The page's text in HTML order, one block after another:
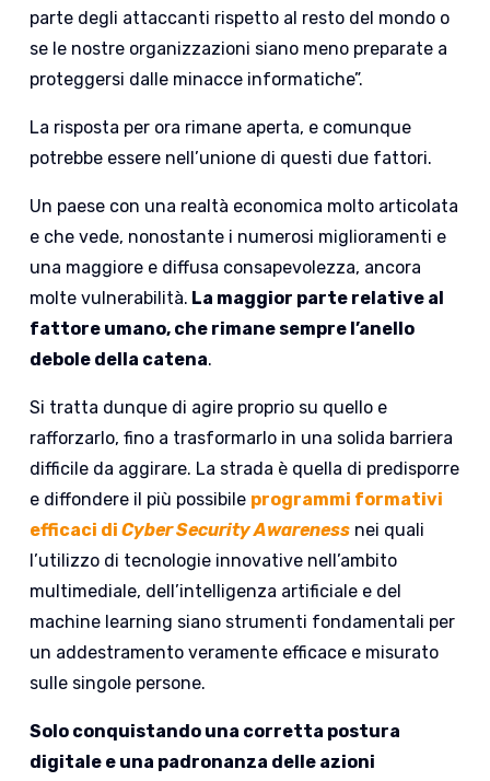
parte degli attaccanti rispetto al resto del mondo o
se le nostre organizzazioni siano meno preparate a
proteggersi dalle minacce informatiche”.
La risposta per ora rimane aperta, e comunque
potrebbe essere nell’unione di questi due fattori.
Un paese con una realtà economica molto articolata
e che vede, nonostante i numerosi miglioramenti e
una maggiore e diffusa consapevolezza, ancora
molte vulnerabilità. La maggior parte relative al
fattore umano, che rimane sempre l’anello
debole della catena.
Si tratta dunque di agire proprio su quello e
rafforzarlo, fino a trasformarlo in una solida barriera
difficile da aggirare. La strada è quella di predisporre
e diffondere il più possibile programmi formativi
efficaci diCyber Security Awareness nei quali
l’utilizzo di tecnologie innovative nell’ambito
multimediale, dell’intelligenza artificiale e del
machine learning siano strumenti fondamentali per
un addestramento veramente efficace e misurato
sulle singole persone.
Solo conquistando una corretta postura
digitale e una padronanza delle azioni